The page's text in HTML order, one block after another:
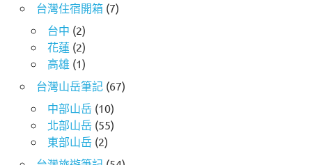
台灣住宿開箱(7)
台中 (2)
花蓮(2)
高雄 (1)
台灣山岳筆記(67)
中部山岳(10)
北部山岳(55)
東部山岳(2)